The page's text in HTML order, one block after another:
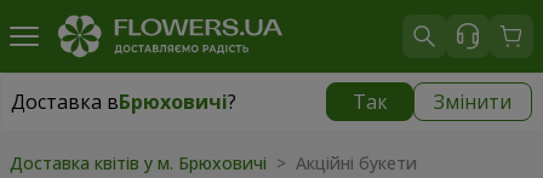
Доставка вБрюховичі? Так Змінити
Доставка вБрюховичі|
Доставка квітів у м. Брюховичі > Акційні букети